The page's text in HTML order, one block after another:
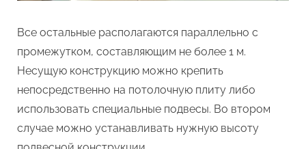
Все остальные располагаются параллельно с
промежутком, составляющим не более 1 м.
Несущую конструкцию можно крепить
непосредственно на потолочную плиту либо
использовать специальные подвесы. Во втором
случае можно устанавливать нужную высоту